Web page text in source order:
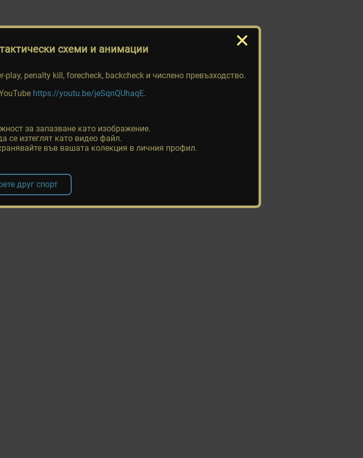
схеми и анимации
play, penalty kill, forecheck, backcheck и числено превъзходство.
https://youtu.be/jeSqnQUhaqE.
за запазване като изображение.
се изтеглят като видео файл.
във вашата колекция в личния профил.
друг спорт